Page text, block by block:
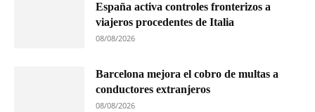
España activa controles fronterizos a
viajeros procedentes de Italia
08/08/2026
Barcelona mejora el cobro de multas a
conductores extranjeros
08/08/2026